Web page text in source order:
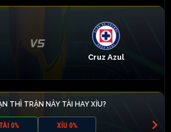
Cruz Azul
THÌ TRẬN NÀY TÀI HAY XỈU?
TÀI 0% XỈU 0%